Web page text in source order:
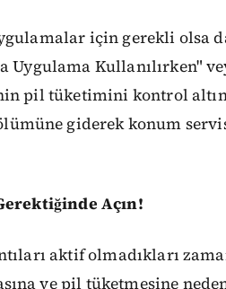
için gerekli olsa
Uygulama Kullanılırken"
pil tüketimini kontrol
giderek konum
Açın!
aktif olmadıkları
ve pil tüketmesine